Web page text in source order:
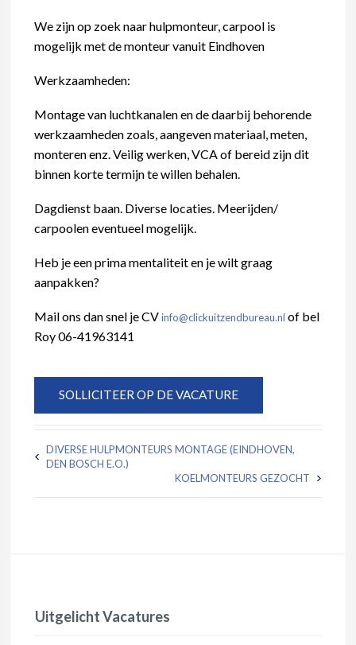
We zijn op zoek naar hulpmonteur, carpool is
mogelijk met de monteur vanuit Eindhoven
Werkzaamheden:
Montage van luchtkanalen en de daarbij behorende
werkzaamheden zoals, aangeven materiaal, meten,
monteren enz. Veilig werken, VCA of bereid zijn dit
binnen korte termijn te willen behalen.
Dagdienst baan. Diverse locaties. Meerijden/
carpoolen eventueel mogelijk.
Heb je een prima mentaliteit en je wilt graag
aanpakken?
Mail ons dan snel je CVinfo@clickuitzendbureau.nl of bel
Roy 06-41963141
DIVERSE HULPMONTEURS MONTAGE (EINDHOVEN,
DEN BOSCH E.O.)
KOELMONTEURS GEZOCHT
Uitgelicht Vacatures